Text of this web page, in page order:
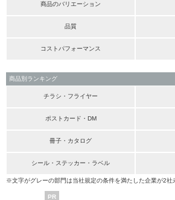
商品のバリエーション
品質
コストパフォーマンス
商品別ランキング
チラシ・フライヤー
ポストカード・DM
冊子・カタログ
シール・ステッカー・ラベル
※文字がグレーの部門は当社規定の条件を満たした企業が2社
PR